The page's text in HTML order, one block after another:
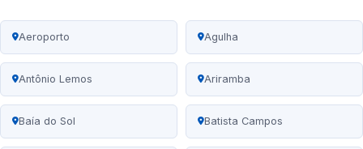
Aeroporto Agulha
Antônio Lemos Ariramba
Baía do Sol Batista Campos